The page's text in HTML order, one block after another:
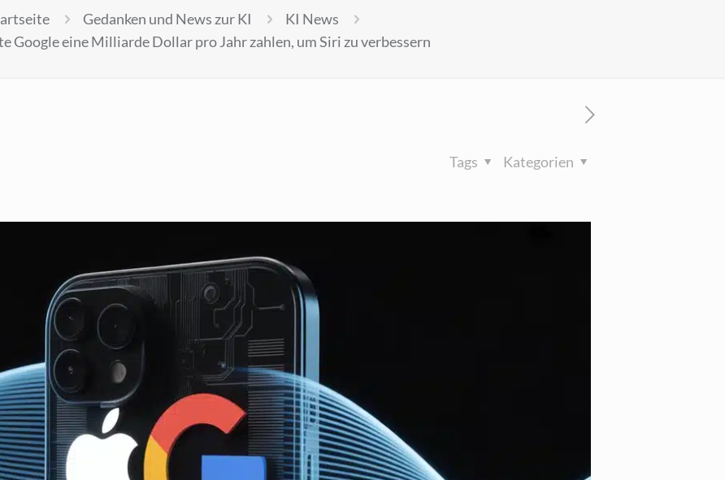
Gedanken und News zur KI
KI News
Google eine Milliarde Dollar pro Jahr zahlen, um Siri zu verbessern
Kategorien
Tags